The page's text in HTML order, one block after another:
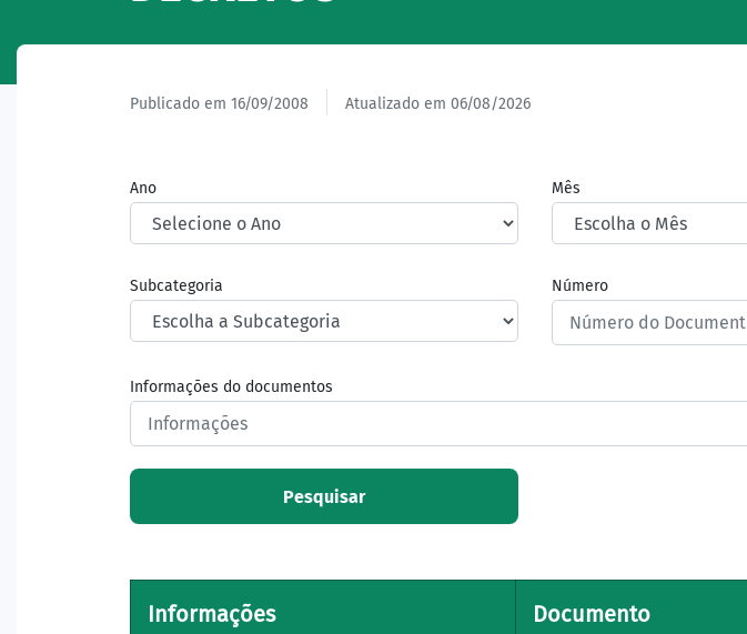
Publicado em 16/09/2008 Atualizado em 06/08/2026
Ano Mês
Subcategoria Número
Informações do documentos
Pesquisar
Informações Documento